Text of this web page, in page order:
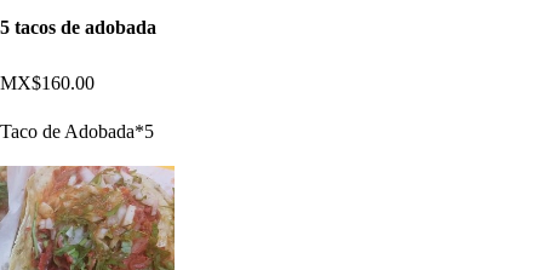
5 tacos de adobada
MX$160.00
Taco de Adobada*5